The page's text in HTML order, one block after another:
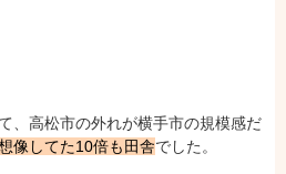
、高松市の外れが横手市の規模感だ
像してた10倍も田舎でした。